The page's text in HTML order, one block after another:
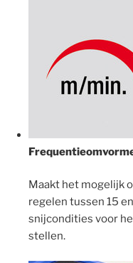
Maakt het mogelijk
regelen tussen 15
snijcondities voor
stellen.